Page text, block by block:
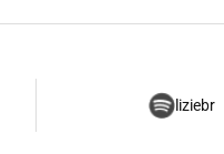
liziebr